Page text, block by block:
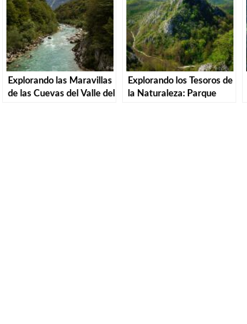
Explorando las Maravillas
de las Cuevas del Valle del
Explorando los Tesoros de
la Naturaleza: Parque